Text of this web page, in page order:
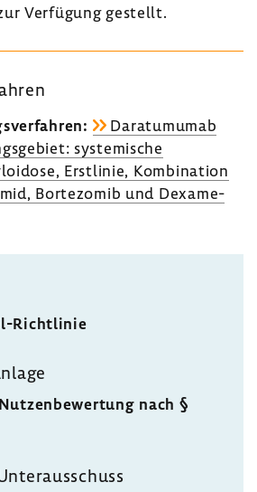
Verfü­gung gestellt.
Dara­tu­mumab
syste­mi­sche
Erst­linie, Kombi­na­tion
Borte­zomib und Dexa­me­
​Richtlinie
nach §